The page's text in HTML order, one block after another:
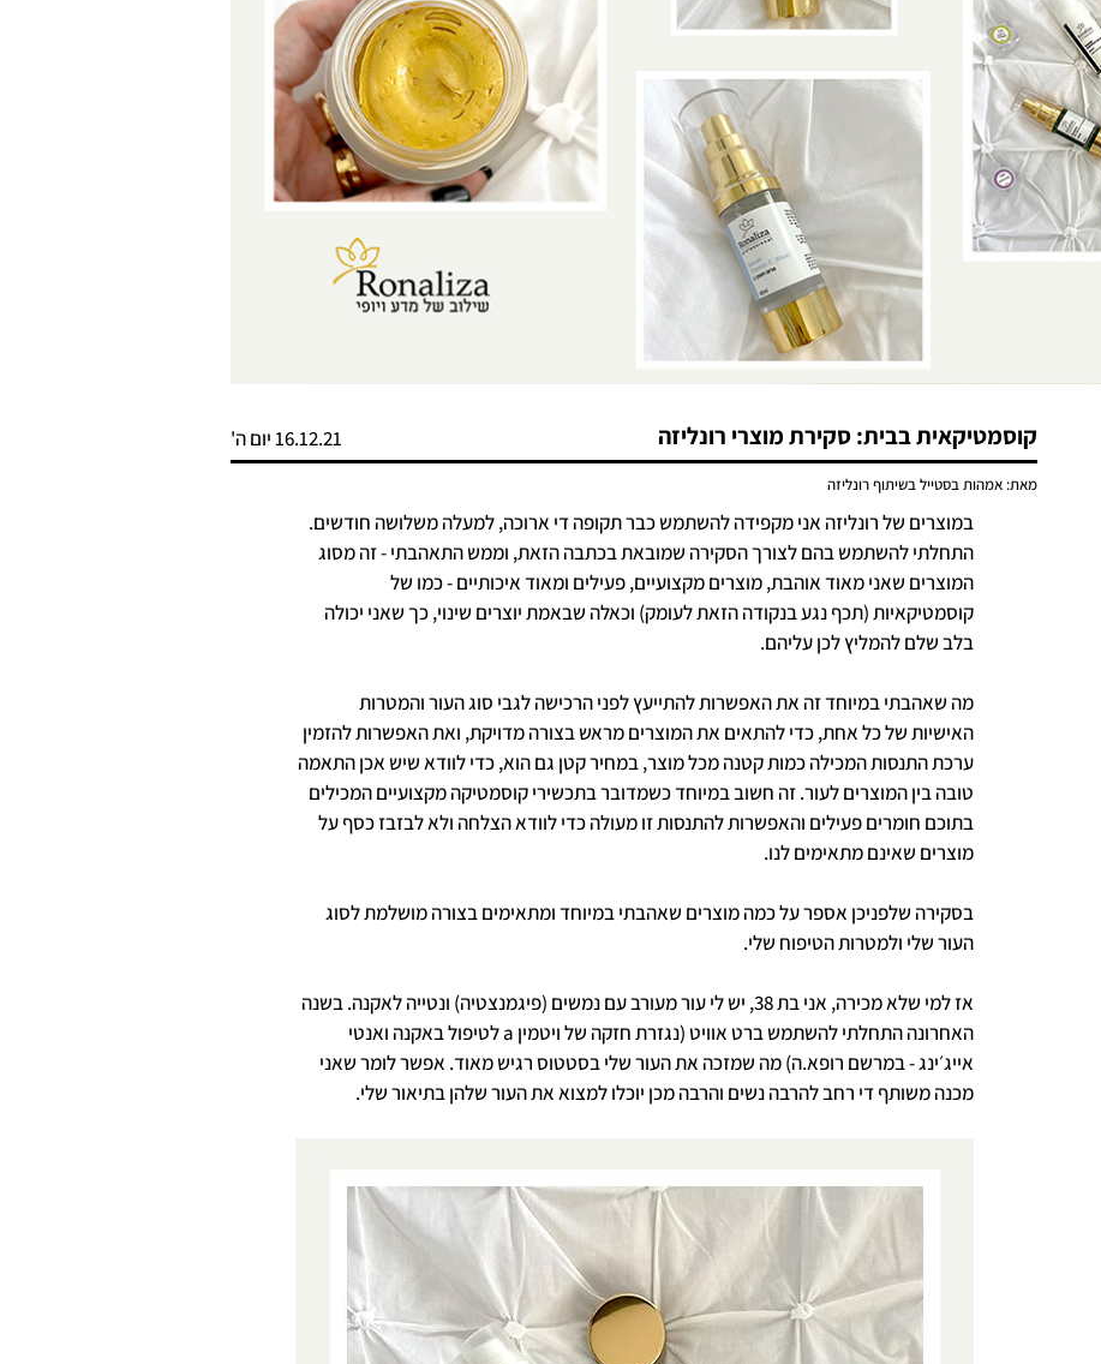
קוסמטיקאית בבית: סקירת מוצרי רונליזה 16.12.21 יום ה'
מאת: אמהות בסטייל בשיתוף רונליזה
במוצרים של רונליזה אני מקפידה להשתמש כבר תקופה די ארוכה, למעלה משלושה חודשים.
התחלתי להשתמש בהם לצורך הסקירה שמובאת בכתבה הזאת, וממש התאהבתי - זה מסוג
המוצרים שאני מאוד אוהבת, מוצרים מקצועיים, פעילים ומאוד איכותיים - כמו של
קוסמטיקאיות (תכף נגע בנקודה הזאת לעומק) וכאלה שבאמת יוצרים שינוי, כך שאני יכולה
בלב שלם להמליץ לכן עליהם.
מה שאהבתי במיוחד זה את האפשרות להתייעץ לפני הרכישה לגבי סוג העור והמטרות
האישיות של כל אחת, כדי להתאים את המוצרים מראש בצורה מדויקת, ואת האפשרות להזמין
ערכת התנסות המכילה כמות קטנה מכל מוצר, במחיר קטן גם הוא, כדי לוודא שיש אכן התאמה
טובה בין המוצרים לעור. זה חשוב במיוחד כשמדובר בתכשירי קוסמטיקה מקצועיים המכילים
בתוכם חומרים פעילים והאפשרות להתנסות זו מעולה כדי לוודא הצלחה ולא לבזבז כסף על
מוצרים שאינם מתאימים לנו.
בסקירה שלפניכן אספר על כמה מוצרים שאהבתי במיוחד ומתאימים בצורה מושלמת לסוג
העור שלי ולמטרות הטיפוח שלי.
אז למי שלא מכירה, אני בת 38, יש לי עור מעורב עם נמשים (פיגמנצטיה) ונטייה לאקנה. בשנה
האחרונה התחלתי להשתמש ברט אוויט (נגזרת חזקה של ויטמין a לטיפול באקנה ואנטי
אייג׳ינג - במרשם רופא.ה) מה שמזכה את העור שלי בסטטוס רגיש מאוד. אפשר לומר שאני
מכנה משותף די רחב להרבה נשים והרבה מכן יוכלו למצוא את העור שלהן בתיאור שלי.